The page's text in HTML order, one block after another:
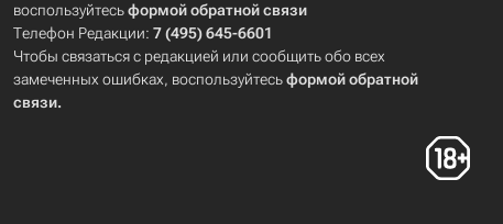
воспользуйтесьформой обратной связи
Телефон Редакции:7 (495) 645-6601
Чтобы связаться с редакцией или сообщить обо всех
замеченных ошибках, воспользуйтесьформой обратной
связи.